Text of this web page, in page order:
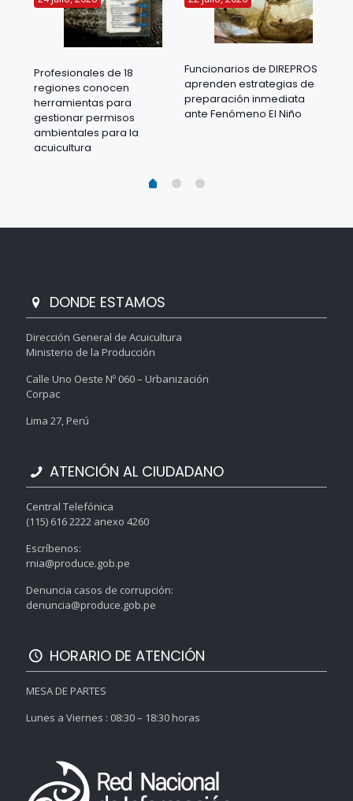
Profesionales de 18
regiones conocen
herramientas para
gestionar permisos
ambientales para la
acuicultura
Funcionarios de DIREPROS
aprenden estrategias de
preparación inmediata
ante Fenómeno El Niño
DONDE ESTAMOS
Dirección General de Acuicultura
Ministerio de la Producción
Calle Uno Oeste Nº 060 – Urbanización
Corpac
Lima 27, Perú
ATENCIÓN AL CIUDADANO
Central Telefónica
(115) 616 2222 anexo 4260
Escríbenos:
rnia@produce.gob.pe
Denuncia casos de corrupción:
denuncia@produce.gob.pe
HORARIO DE ATENCIÓN
MESA DE PARTES
Lunes a Viernes : 08:30 – 18:30 horas